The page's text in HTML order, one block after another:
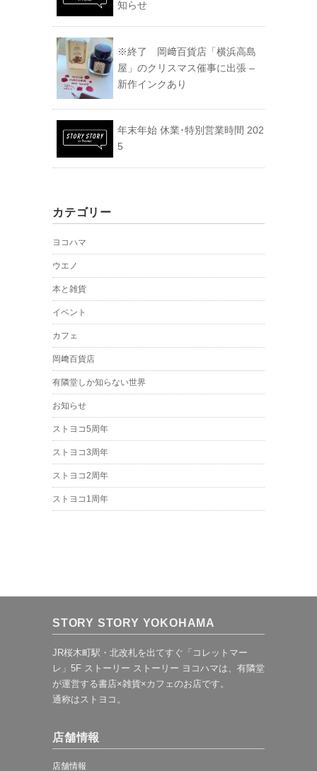
知らせ
※終了 岡﨑百貨店「横浜高島
屋」のクリスマス催事に出張 –
新作インクあり
年末年始 休業･特別営業時間 202
5
カテゴリー
ヨコハマ
ウエノ
本と雑貨
イベント
カフェ
岡﨑百貨店
有隣堂しか知らない世界
お知らせ
ストヨコ5周年
ストヨコ3周年
ストヨコ2周年
ストヨコ1周年
STORY STORY YOKOHAMA
JR桜木町駅・北改札を出てすぐ「コレットマー
レ」5F ストーリー ストーリー ヨコハマは、有隣堂
が運営する書店×雑貨×カフェのお店です。
通称はストヨコ。
店舗情報
店舗情報